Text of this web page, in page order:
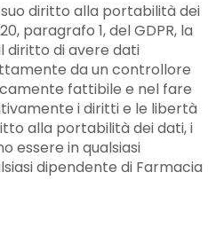
diritto alla portabilità dei
paragrafo 1, del GDPR, la
diritto di avere dati
da un controllore
fattibile e nel fare
i diritti e le libertà
alla portabilità dei dati, i
essere in qualsiasi
dipendente di Farmacia